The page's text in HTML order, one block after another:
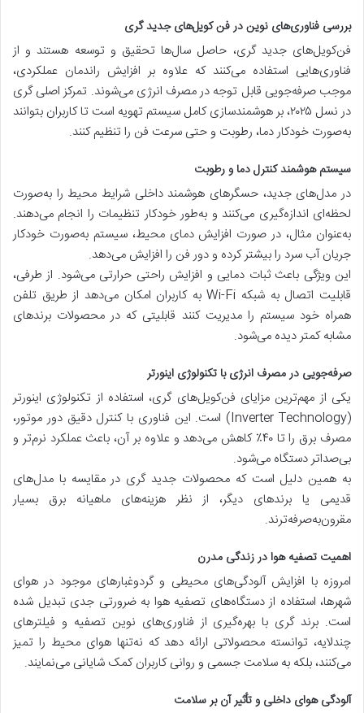
بررسی فناوری‌های نوین در فن کویل‌های جدید گری
فن‌کویل‌های جدید گری، حاصل سال‌ها تحقیق و توسعه هستند و از
فناوری‌هایی استفاده می‌کنند که علاوه بر افزایش راندمان عملکردی،
موجب صرفه‌جویی قابل توجه در مصرف انرژی می‌شوند. تمرکز اصلی گری
در نسل ۲۰۲۵، بر هوشمندسازی کامل سیستم تهویه است تا کاربران بتوانند
به‌صورت خودکار دما، رطوبت و حتی سرعت فن را تنظیم کنند.
سیستم هوشمند کنترل دما و رطوبت
در مدل‌های جدید، حسگرهای هوشمند داخلی شرایط محیط را به‌صورت
لحظه‌ای اندازه‌گیری می‌کنند و به‌طور خودکار تنظیمات را انجام می‌دهند.
به‌عنوان مثال، در صورت افزایش دمای محیط، سیستم به‌صورت خودکار
جریان آب سرد را بیشتر کرده و دور فن را افزایش می‌دهد.
این ویژگی باعث ثبات دمایی و افزایش راحتی حرارتی می‌شود. از طرفی،
قابلیت اتصال به شبکه Wi-Fi به کاربران امکان می‌دهد از طریق تلفن
همراه خود سیستم را مدیریت کنند قابلیتی که در محصولات برندهای
مشابه کمتر دیده می‌شود.
صرفه‌جویی در مصرف انرژی با تکنولوژی اینورتر
یکی از مهم‌ترین مزایای فن‌کویل‌های گری، استفاده از تکنولوژی اینورتر
(Inverter Technology) است. این فناوری با کنترل دقیق دور موتور،
مصرف برق را تا ۴۰٪ کاهش می‌دهد و علاوه بر آن، باعث عملکرد نرم‌تر و
بی‌صدا‌تر دستگاه می‌شود.
به همین دلیل است که محصولات جدید گری در مقایسه با مدل‌های
قدیمی یا برندهای دیگر، از نظر هزینه‌های ماهیانه برق بسیار
مقرون‌به‌صرفه‌ترند.
اهمیت تصفیه هوا در زندگی مدرن
امروزه با افزایش آلودگی‌های محیطی و گردوغبارهای موجود در هوای
شهرها، استفاده از دستگاه‌های تصفیه هوا به ضرورتی جدی تبدیل شده
است. برند گری با بهره‌گیری از فناوری‌های نوین تصفیه و فیلترهای
چندلایه، توانسته محصولاتی ارائه دهد که نه‌تنها هوای محیط را تمیز
می‌کنند، بلکه به سلامت جسمی و روانی کاربران کمک شایانی می‌نمایند.
آلودگی هوای داخلی و تأثیر آن بر سلامت